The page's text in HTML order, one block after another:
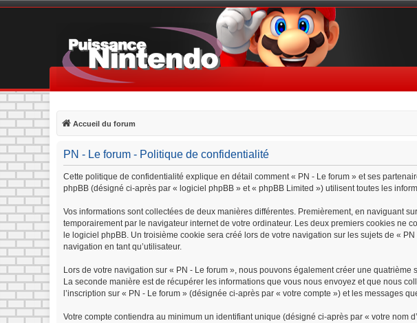
Accueil du forum
PN - Le forum - Politique de confidentialité
Cette politique de confidentialité explique en détail comment « PN - Le forum » et ses
phpBB (désigné ci-après par « logiciel phpBB » et « phpBB Limited ») utilisent toutes les
Vos informations sont collectées de deux manières différentes. Premièrement, en naviguant
temporairement par le navigateur internet de votre ordinateur. Les deux premiers cookies ne
le logiciel phpBB. Un troisième cookie sera créé lors de votre navigation sur les sujets de «
navigation en tant qu’utilisateur.
Lors de votre navigation sur « PN - Le forum », nous pouvons également créer une
La seconde manière est de récupérer les informations que vous nous envoyez et que nous
l’inscription sur « PN - Le forum » (désignée ci-après par « votre compte ») et les messages
Votre compte contiendra au minimum un identifiant unique (désigné ci-après par « votre nom